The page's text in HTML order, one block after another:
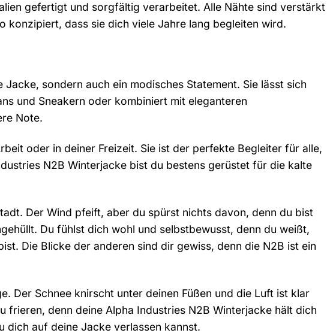
gefertigt und sorgfältig verarbeitet. Alle Nähte sind verstärkt
konzipiert, dass sie dich viele Jahre lang begleiten wird.
sondern auch ein modisches Statement. Sie lässt sich
und Sneakern oder kombiniert mit eleganteren
Note.
oder in deiner Freizeit. Sie ist der perfekte Begleiter für alle,
N2B Winterjacke bist du bestens gerüstet für die kalte
Der Wind pfeift, aber du spürst nichts davon, denn du bist
Du fühlst dich wohl und selbstbewusst, denn du weißt,
Die Blicke der anderen sind dir gewiss, denn die N2B ist ein
Der Schnee knirscht unter deinen Füßen und die Luft ist klar
denn deine Alpha Industries N2B Winterjacke hält dich
dich auf deine Jacke verlassen kannst.